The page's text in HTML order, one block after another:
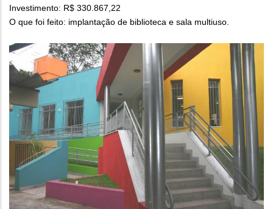
Investimento: R$ 330.867,22
O que foi feito: implantação de biblioteca e sala multiuso.